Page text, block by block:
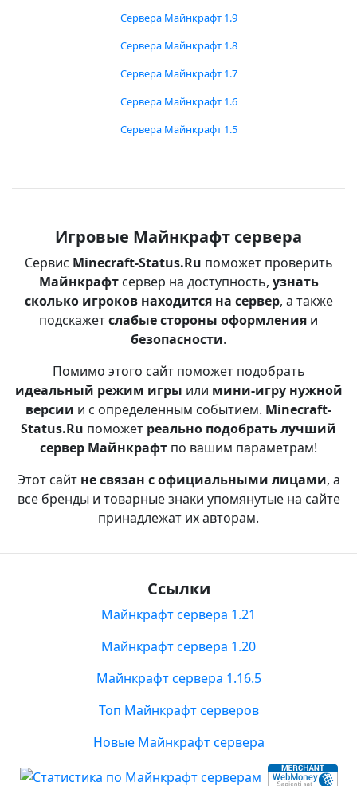
Сервера Майнкрафт 1.9
Сервера Майнкрафт 1.8
Сервера Майнкрафт 1.7
Сервера Майнкрафт 1.6
Сервера Майнкрафт 1.5
Игровые Майнкрафт сервера
Сервис Minecraft-Status.Ru поможет проверить
Майнкрафтсервер на доступность, узнать
сколько игроков находится на сервер, а также
подскажетслабые стороны оформления и
безопасности.
Помимо этого сайт поможет подобрать
идеальный режим игры или мини-игру нужной
версии и с определенным событием. Minecraft-
Status.Ru поможет реально подобрать лучший
сервер Майнкрафт по вашим параметрам!
Этот сайт не связан с официальными лицами, а
все бренды и товарные знаки упомянутые на сайте
принадлежат их авторам.
Ссылки
Майнкрафт сервера 1.21
Майнкрафт сервера 1.20
Майнкрафт сервера 1.16.5
Топ Майнкрафт серверов
Новые Майнкрафт сервера